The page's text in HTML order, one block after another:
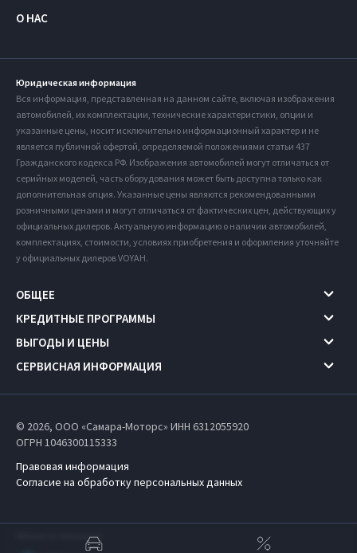
О НАС
Юридическая информация
Вся информация, представленная на данном сайте, включая изображения
автомобилей, их комплектации, технические характеристики, опции и
указанные цены, носит исключительно информационный характер и не
является публичной офертой, определяемой положениями статьи 437
Гражданского кодекса РФ. Изображения автомобилей могут отличаться от
серийных моделей, часть оборудования может быть доступна только как
дополнительная опция. Указанные цены являются рекомендованными
розничными ценами и могут отличаться от фактических цен, действующих у
официальных дилеров. Актуальную информацию о наличии автомобилей,
комплектациях, стоимости, условиях приобретения и оформления уточняйте
у официальных дилеров VOYAH.
ОБЩЕЕ
КРЕДИТНЫЕ ПРОГРАММЫ
ВЫГОДЫ И ЦЕНЫ
СЕРВИСНАЯ ИНФОРМАЦИЯ
© 2026, ООО «Самара-Моторс» ИНН 6312055920
ОГРН 1046300115333
Правовая информация
Согласие на обработку персональных данных
Работает на технологиях